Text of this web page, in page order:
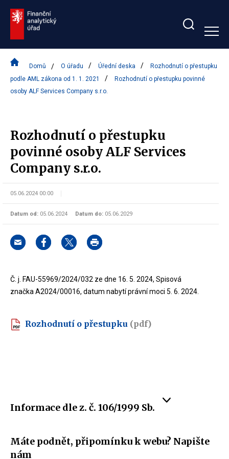
Zobrazit/skrýt
bar
Domů O úřadu Úřední deska
Rozhodnutí o přestupku
podle AML zákona od 1. 1. 2021
Rozhodnutí o přestupku povinné
osoby ALF Services Company s.r.o.
Rozhodnutí o přestupku
povinné osoby ALF Services
Company s.r.o.
05.06.2024 00:00
Datum od: 05.06.2024 Datum do: 05.06.2029
Č. j. FAU-55969/2024/032 ze dne 16. 5. 2024, Spisová
značka A2024/00016, datum nabytí právní moci 5. 6. 2024.
Rozhodnutí o přestupku (pdf)
Informace dle z. č. 106/1999 Sb.
Máte podnět, připomínku k webu? Napište
nám